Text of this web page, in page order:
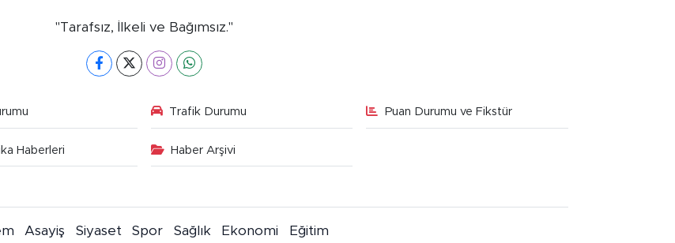
"Tarafsız, İlkeli ve Bağımsız."
Trafik Durumu Puan Durumu ve Fikstür
Haberleri Haber Arşivi
Asayiş Siyaset Spor Sağlık Ekonomi Eğitim